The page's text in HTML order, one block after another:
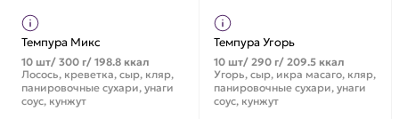
Темпура Микс
10 шт/ 300 г/ 198.8 ккал
Лосось, креветка, сыр, кляр,
панировочные сухари, унаги
соус, кунжут
Темпура Угорь
10 шт/ 290 г/ 209.5 ккал
Угорь, сыр, икра масаго, кляр,
панировочные сухари, унаги
соус, кунжут